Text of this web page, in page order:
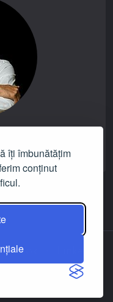
îți îmbunătățim
conținut
, un proiect